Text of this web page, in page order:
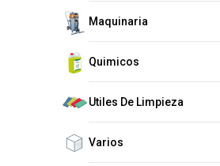
Maquinaria
Quimicos
Utiles De Limpieza
Varios